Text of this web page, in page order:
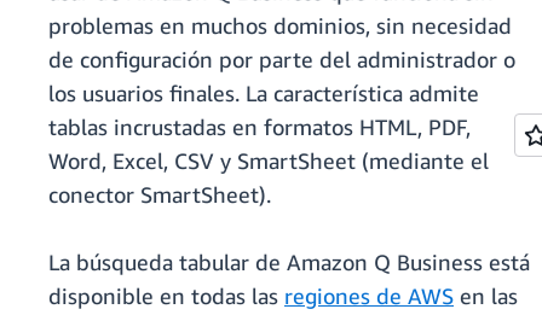
problemas en muchos dominios, sin necesidad
de configuración por parte del administrador o
los usuarios finales. La característica admite
tablas incrustadas en formatos HTML, PDF,
Word, Excel, CSV y SmartSheet (mediante el
conector SmartSheet).
La búsqueda tabular de Amazon Q Business está
disponible en todas las regiones de AWS en las